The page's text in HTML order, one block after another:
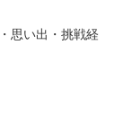
思い出・挑戦経